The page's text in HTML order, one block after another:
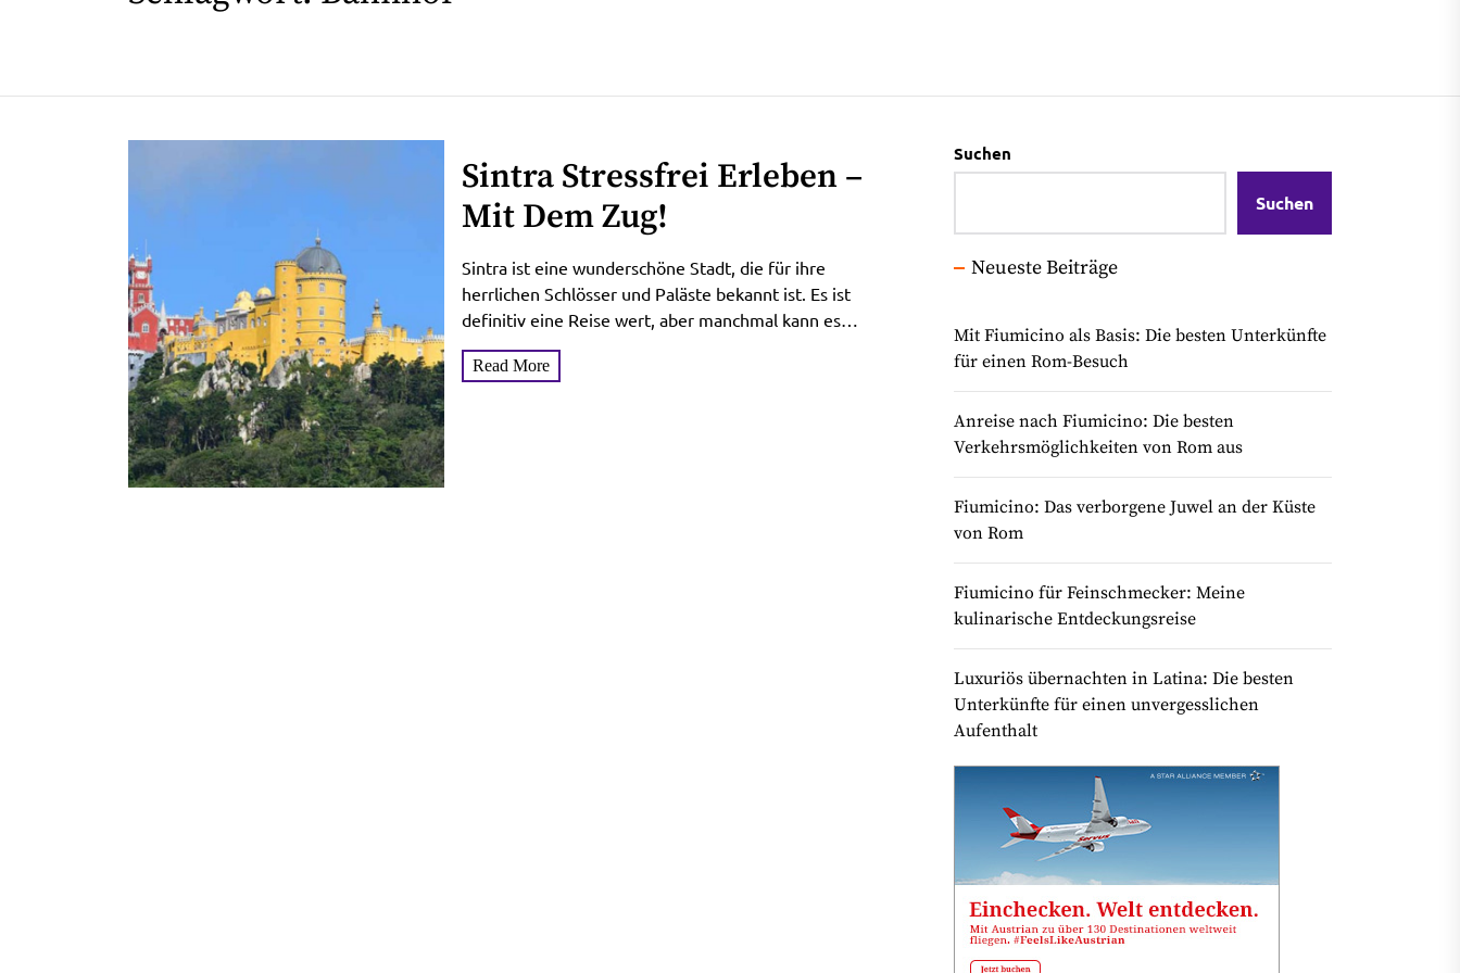
Sintra Stressfrei Erleben –
Mit Dem Zug!
Sintra ist eine wunderschöne Stadt, die für ihre
herrlichen Schlösser und Paläste bekannt ist. Es ist
definitiv eine Reise wert, aber manchmal kann es
schwierig...
Read More
Suchen
Suchen
Neueste Beiträge
Mit Fiumicino als Basis: Die besten Unterkünfte
für einen Rom-Besuch
Anreise nach Fiumicino: Die besten
Verkehrsmöglichkeiten von Rom aus
Fiumicino: Das verborgene Juwel an der Küste
von Rom
Fiumicino für Feinschmecker: Meine
kulinarische Entdeckungsreise
Luxuriös übernachten in Latina: Die besten
Unterkünfte für einen unvergesslichen
Aufenthalt